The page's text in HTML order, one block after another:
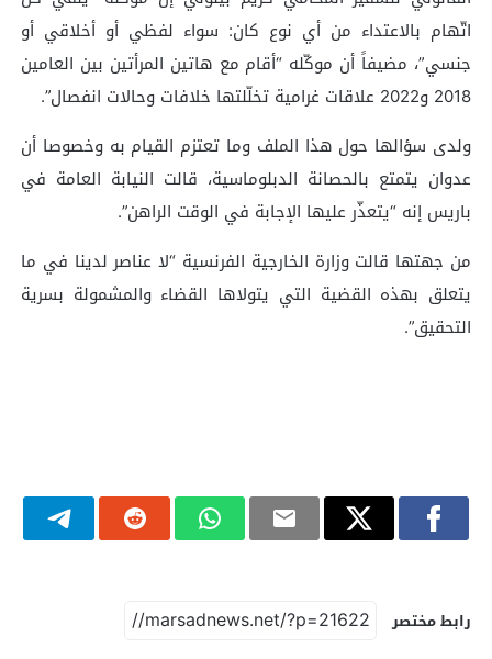
اتّهام بالاعتداء من أي نوع كان: سواء لفظي أو أخلاقي أو
جنسي”، مضيفاً أن موكّله “أقام مع هاتين المرأتين بين العامين
2018 و2022 علاقات غرامية تخلّلتها خلافات وحالات انفصال”.
ولدى سؤالها حول هذا الملف وما تعتزم القيام به وخصوصا أن
عدوان يتمتع بالحصانة الدبلوماسية، قالت النيابة العامة في
باريس إنه “يتعذّر عليها الإجابة في الوقت الراهن”.
من جهتها قالت وزارة الخارجية الفرنسية “لا عناصر لدينا في ما
يتعلق بهذه القضية التي يتولاها القضاء والمشمولة بسرية
التحقيق”.
رابط مختصر